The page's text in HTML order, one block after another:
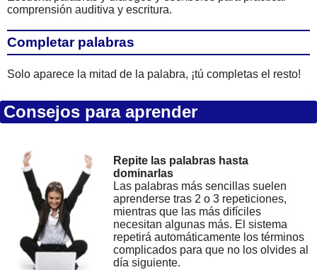
comprensión auditiva y escritura.
Completar palabras
Solo aparece la mitad de la palabra, ¡tú completas el resto!
Consejos para aprender
Repite las palabras hasta
dominarlas
Las palabras más sencillas suelen
aprenderse tras 2 o 3 repeticiones,
mientras que las más difíciles
necesitan algunas más. El sistema
repetirá automáticamente los términos
complicados para que no los olvides al
día siguiente.